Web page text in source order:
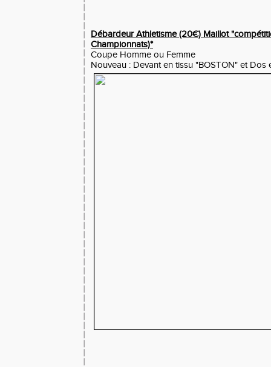
Débardeur Athletisme (20€) Maillot
Championnats)*
Coupe Homme ou Femme
Nouveau : Devant en tissu "BOSTON" et Dos